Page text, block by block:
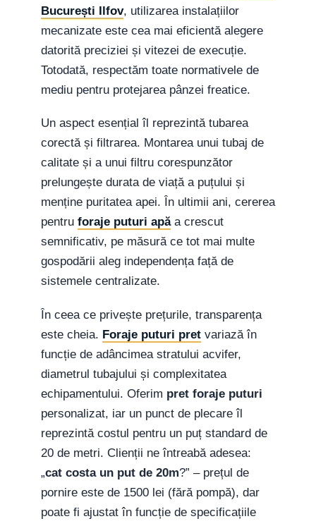
București Ilfov, utilizarea instalațiilor
mecanizate este cea mai eficientă alegere
datorită preciziei și vitezei de execuție.
Totodată, respectăm toate normativele de
mediu pentru protejarea pânzei freatice.
Un aspect esențial îl reprezintă tubarea
corectă și filtrarea. Montarea unui tubaj de
calitate și a unui filtru corespunzător
prelungește durata de viață a puțului și
menține puritatea apei. În ultimii ani, cererea
pentru foraje puturi apăa crescut
semnificativ, pe măsură ce tot mai multe
gospodării aleg independența față de
sistemele centralizate.
În ceea ce privește prețurile, transparența
este cheia. Foraje puturi pret variază în
funcție de adâncimea stratului acvifer,
diametrul tubajului și complexitatea
echipamentului. Oferim pret foraje puturi
personalizat, iar un punct de plecare îl
reprezintă costul pentru un puț standard de
20 de metri. Clienții ne întreabă adesea:
„cat costa un put de 20m?” – prețul de
pornire este de 1500 lei (fără pompă), dar
poate fi ajustat în funcție de specificațiile